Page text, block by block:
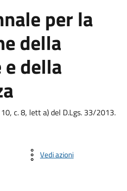
per la
della
della
c. 8, lett a) del D.Lgs. 33/2013.
Vedi azioni